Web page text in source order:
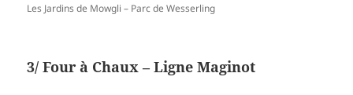
Les Jardins de Mowgli – Parc de Wesserling
3/ Four à Chaux – Ligne Maginot